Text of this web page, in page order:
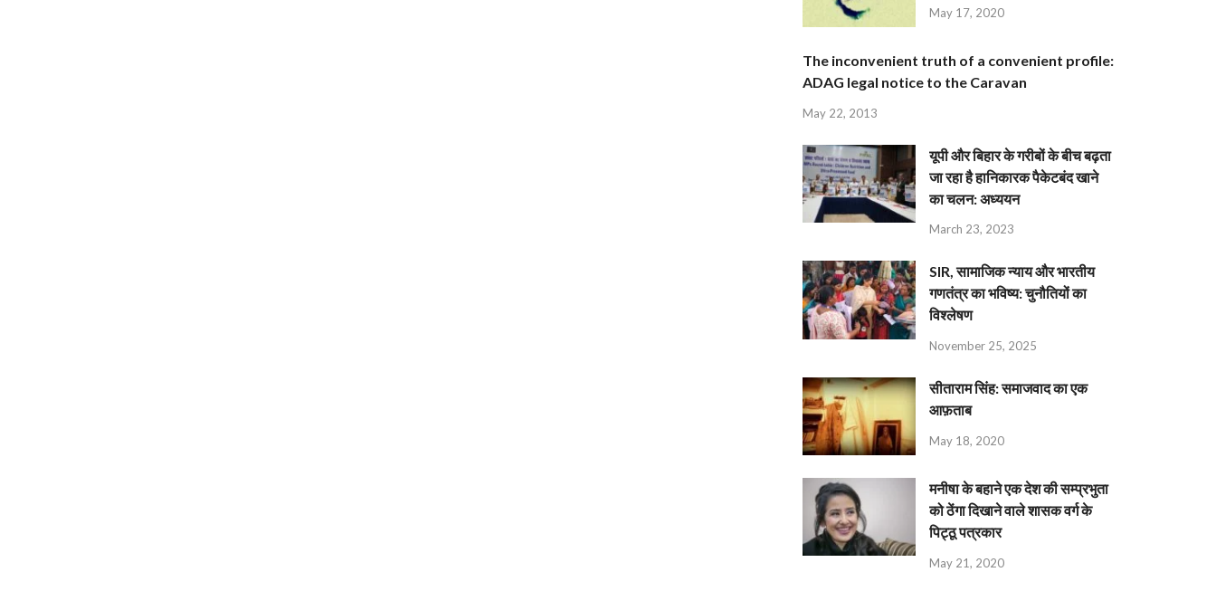
May 17, 2020
The inconvenient truth of a convenient profile:
ADAG legal notice to the Caravan
May 22, 2013
यूपी और बिहार के गरीबों के बीच बढ़ता
जा रहा है हानिकारक पैकेटबंद खाने
का चलन: अध्ययन
March 23, 2023
SIR, सामाजिक न्याय और भारतीय
गणतंत्र का भविष्य: चुनौतियों का
विश्लेषण
November 25, 2025
सीताराम सिंह: समाजवाद का एक
आफ़ताब
May 18, 2020
मनीषा के बहाने एक देश की सम्प्रभुता
को ठेंगा दिखाने वाले शासक वर्ग के
पिट्ठू पत्रकार
May 21, 2020